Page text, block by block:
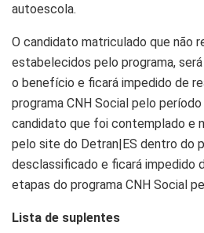
autoescola.
O candidato matriculado que não
estabelecidos pelo programa,
o benefício e ficará impedido de
programa CNH Social pelo
candidato que foi contemplado e
pelo site do Detran|ES dentro do
desclassificado e ficará impedido
etapas do programa CNH Social
Lista de suplentes